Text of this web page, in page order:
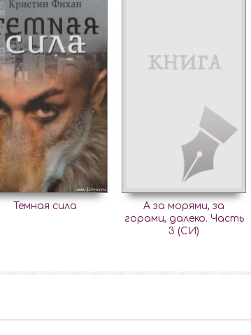
Темная сила
А за морями, за
горами, далеко. Часть
3 (СИ)